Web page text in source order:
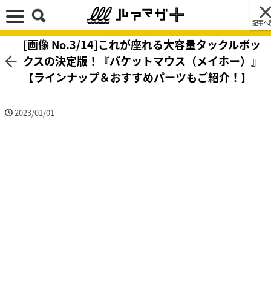
記事へ
[画像 No.3/14]これが座れる大容量タックルボッ
クスの決定版！『バケットマウス（メイホー）』
【ラインナップ＆おすすめパーツもご紹介！】
2023/01/01